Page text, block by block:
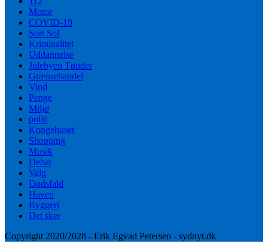
Motor
COVID-19
Sort Sol
Kriminalitet
Uddannelse
Julebyen Tønder
Grænsehandel
Vind
Penge
Miljø
politi
Kongehuset
Shopping
Musik
Debat
Valg
Dødsfald
Haven
Byggeri
Det sker
Copyright 2020/2028 - Erik Egvad Petersen - sydnyt.dk